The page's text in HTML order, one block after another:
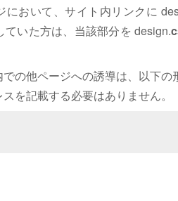
において、サイト内リンクに
ていた方は、当該部分を design.
の他ページへの誘導は、以下
を記載する必要はありません。